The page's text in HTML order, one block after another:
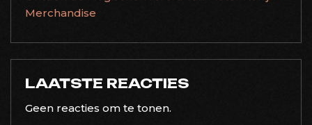
Merchandise
LAATSTE REACTIES
Geen reacties om te tonen.